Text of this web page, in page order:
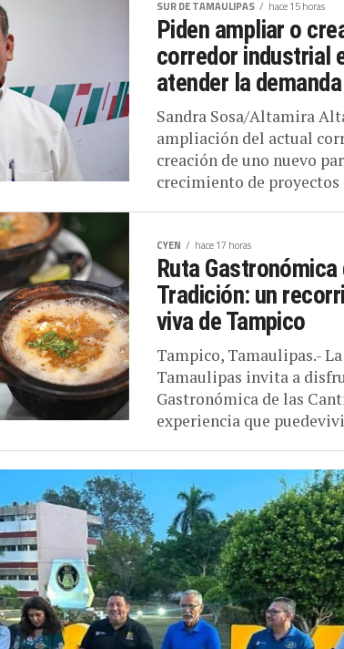
SUR DE TAMAULIPAS hace 15 horas
Piden ampliar o
corredor industrial
atender la
Sandra Sosa/Altamira
ampliación del actual
creación de uno nuevo
crecimiento de proyectos
CYEN hace 17 horas
Ruta
Tradición: un
viva de Tampico
Tampico, Tamaulipas.-
Tamaulipas invita a
Gastronómica de las
experiencia que